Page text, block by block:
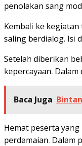
penolakan sang
Kembali ke
saling berdialog. Isi
Setelah diberikan
kepercayaan.
Baca Juga
Hemat peserta
perdamaian. Dalam